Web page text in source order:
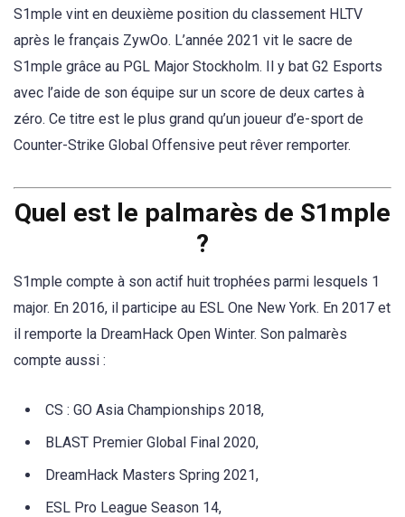
S1mple vint en deuxième position du classement HLTV
après le français ZywOo. L’année 2021 vit le sacre de
S1mple grâce au PGL Major Stockholm. Il y bat G2 Esports
avec l’aide de son équipe sur un score de deux cartes à
zéro. Ce titre est le plus grand qu’un joueur d’e-sport de
Counter-Strike Global Offensive peut rêver remporter.
Quel est le palmarès de S1mple
?
S1mple compte à son actif huit trophées parmi lesquels 1
major. En 2016, il participe au ESL One New York. En 2017 et
il remporte la DreamHack Open Winter. Son palmarès
compte aussi :
CS : GO Asia Championships 2018,
BLAST Premier Global Final 2020,
DreamHack Masters Spring 2021,
ESL Pro League Season 14,